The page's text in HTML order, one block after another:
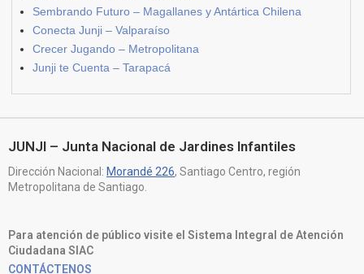
Sembrando Futuro – Magallanes y Antártica Chilena
Conecta Junji – Valparaíso
Crecer Jugando – Metropolitana
Junji te Cuenta – Tarapacá
JUNJI – Junta Nacional de Jardines Infantiles
Dirección Nacional: Morandé 226, Santiago Centro, región
Metropolitana de Santiago.
Para atención de público visite el Sistema Integral de Atención
Ciudadana SIAC
CONTÁCTENOS